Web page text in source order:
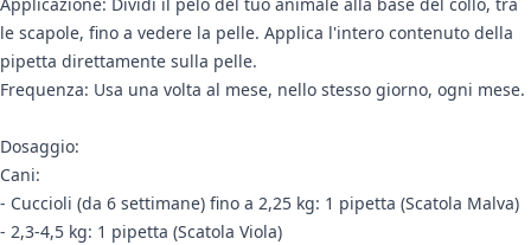
le scapole, fino a vedere la pelle. Applica l'intero contenuto della
pipetta direttamente sulla pelle.
Frequenza: Usa una volta al mese, nello stesso giorno, ogni mese.
Dosaggio:
Cani:
- Cuccioli (da 6 settimane) fino a 2,25 kg: 1 pipetta (Scatola Malva)
- 2,3-4,5 kg: 1 pipetta (Scatola Viola)